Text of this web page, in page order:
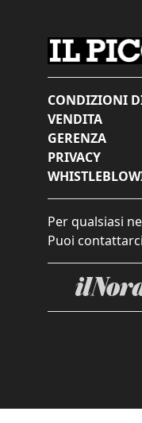
CONDIZIONI
VENDITA
GERENZA
PRIVACY
Per qualsiasi
Puoi